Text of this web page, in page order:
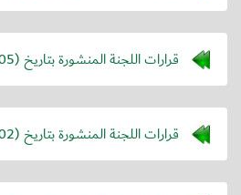
قرارات اللجنة المنشورة بتاريخ (
قرارات اللجنة المنشورة بتاريخ (